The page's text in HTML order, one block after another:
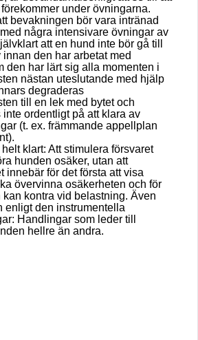
under övningarna.
bevakningen bör vara intränad
några intensivare övningar av
att en hund inte bör gå till
den har arbetat med
den har lärt sig alla momenten i
nästan uteslutande med hjälp
degraderas
till en lek med bytet och
inte ordentligt på att klara av
(t. ex. främmande appellplan
klart: Att stimulera försvaret
hunden osäker, utan att
innebär för det första att visa
övervinna osäkerheten och för
kontra vid belastning. Även
enligt den instrumentella
Handlingar som leder till
hellre än andra.